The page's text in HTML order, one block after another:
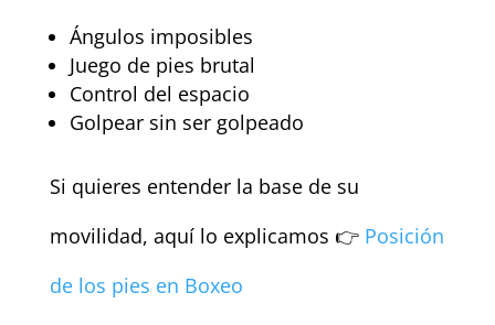
Ángulos imposibles
Juego de pies brutal
Control del espacio
Golpear sin ser golpeado
Si quieres entender la base de su
movilidad, aquí lo explicamos 👉 Posición
de los pies en Boxeo